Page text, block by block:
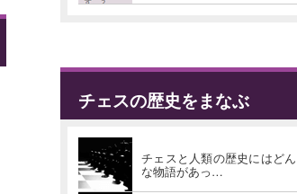
チェスの歴史をまなぶ
チェスと人類の歴史にはどん
な物語があっ…